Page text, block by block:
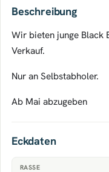
Beschreibung
Wir bieten junge Black
Verkauf.
Nur an Selbstabholer.
Ab Mai abzugeben
Eckdaten
RASSE